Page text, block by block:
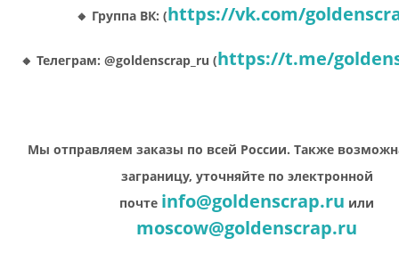
🔸 Группа ВК: (https://vk.com/
🔸 Телеграм: @goldenscrap_ru (https://t.me/
Мы отправляем заказы по всей России. Также
заграницу, уточняйте по электронной
почте info@goldenscrap.ru или
moscow@goldenscrap.ru